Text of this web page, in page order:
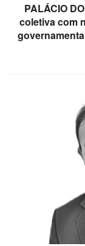
PALÁCIO
coletiva com